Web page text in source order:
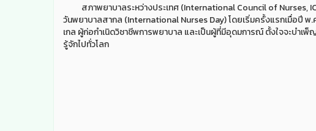
สภาพยาบาลระหว่างประเทศ (International Council of Nurses,
วันพยาบาลสากล (International Nurses Day) โดยเริ่มครั้งแรกเมื่อปี พ.
เกล ผู้ก่อกำเนิดวิชาชีพการพยาบาล และเป็นผู้ที่มีอุดมการณ์ ตั้งใจจะบำ
รู้จักไปทั่วโลก